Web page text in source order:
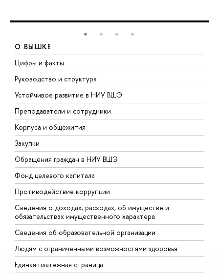
О ВЫШКЕ
Цифры и факты
Руководство и структура
Устойчивое развитие в НИУ ВШЭ
Преподаватели и сотрудники
Корпуса и общежития
Закупки
Обращения граждан в НИУ ВШЭ
Фонд целевого капитала
Противодействие коррупции
Сведения о доходах, расходах, об имуществе и
обязательствах имущественного характера
Сведения об образовательной организации
Людям с ограниченными возможностями здоровья
Единая платежная страница